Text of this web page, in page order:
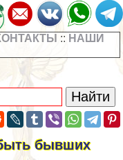
:: НАШИ
бывших